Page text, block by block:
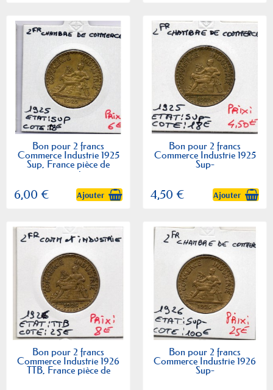
Bon pour 2 francs
Commerce Industrie 1925
Sup, France pièce de
monnaie
6,00 € Ajouter
Bon pour 2 francs
Commerce Industrie 1925
Sup-
4,50 € Ajouter
Bon pour 2 francs
Commerce Industrie 1926
TTB, France pièce de
monnaie
Bon pour 2 francs
Commerce Industrie 1926
Sup-